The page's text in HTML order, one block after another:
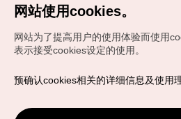
Copyrights (c) 韩国旅游发展局版
VISITKOREA官方邮箱
网站使用cookies。
网站为了提高用户的使用体验而使用
表示接受cookies设定的使用。
预确认cookies相关的详细信息及使用